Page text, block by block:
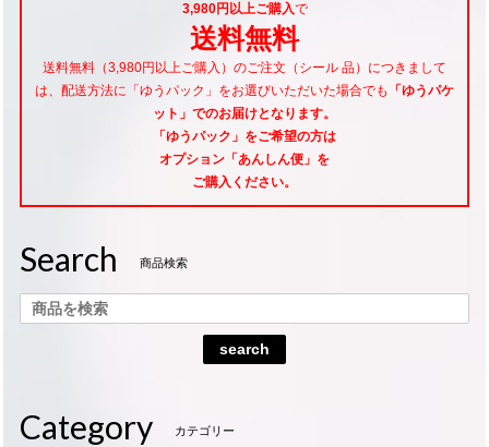
3,980円以上ご購入で
送料無料
送料無料（3,980円以上ご購入）のご注文（シール 品）につきまして
は、配送方法に「ゆうパック」をお選びいただいた場合でも
「ゆうパケ
ット」でのお届けとなります。
「ゆうパック」をご希望の方は
オプション「あんしん便」 を
ご購入ください。
Search 商品検索
search
Category カテゴリー